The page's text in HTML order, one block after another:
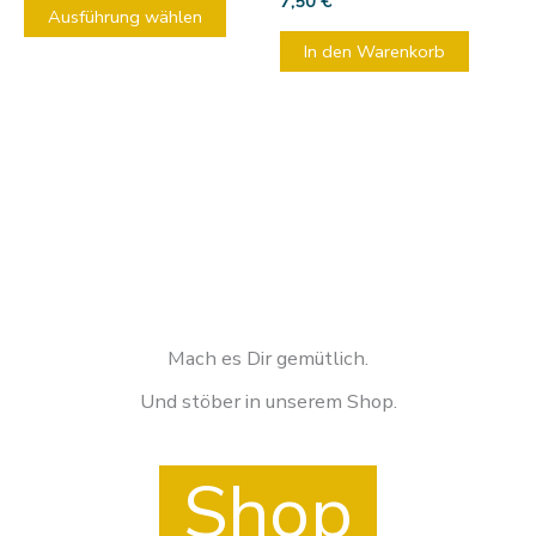
Ausführung wählen
Produktseite
In den Warenkorb
Mach es Dir gemütlich.
Und stöber in unserem Shop.
Shop